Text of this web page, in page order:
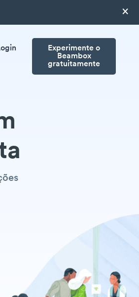
×
Experimente o
Beambox
gratuitamente